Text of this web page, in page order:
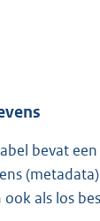
bevat
ook als los